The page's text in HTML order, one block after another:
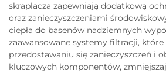
skraplacza zapewniają dodatkową
oraz zanieczyszczeniami
ciepła do basenów nadziemnych
zaawansowane systemy filtracji, które
przedostawaniu się zanieczyszczeń i
kluczowych komponentów,